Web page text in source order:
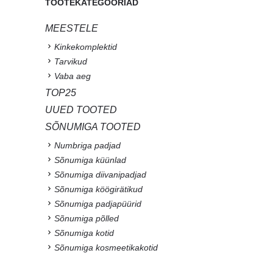
TOOTEKATEGOORIAD
MEESTELE
Kinkekomplektid
Tarvikud
Vaba aeg
TOP25
UUED TOOTED
SÕNUMIGA TOOTED
Numbriga padjad
Sõnumiga küünlad
Sõnumiga diivanipadjad
Sõnumiga köögirätikud
Sõnumiga padjapüürid
Sõnumiga põlled
Sõnumiga kotid
Sõnumiga kosmeetikakotid